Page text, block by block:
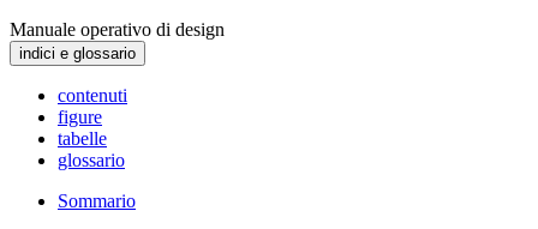
Manuale operativo di design
indici e glossario
contenuti
figure
tabelle
glossario
Sommario